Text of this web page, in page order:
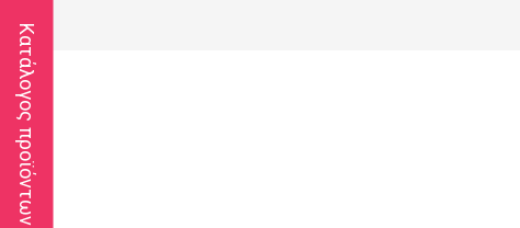
Κατάλογος προϊόντων